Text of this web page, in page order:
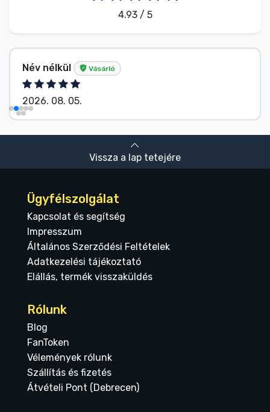
4.93 / 5
Név nélkül Vásárló
2026. 08. 05.
Vissza a lap tetejére
Ügyfélszolgálat
Kapcsolat és segítség
Impresszum
Általános Szerződési Feltételek
Adatkezelési tájékoztató
Elállás, termék visszaküldés
Rólunk
Blog
FanToken
Vélemények rólunk
Szállítás és fizetés
Átvételi Pont (Debrecen)